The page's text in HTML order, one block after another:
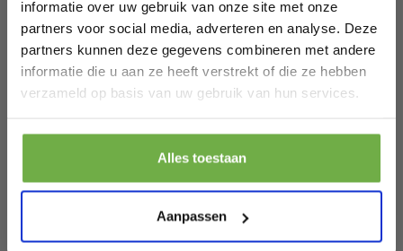
informatie over uw gebruik van onze site met onze
partners voor social media, adverteren en analyse. Deze
partners kunnen deze gegevens combineren met andere
informatie die u aan ze heeft verstrekt of die ze hebben
verzameld op basis van uw gebruik van hun services.
Alles toestaan
Aanpassen
SKU
144521257
Gerelateerde producten
Yolora Dames Oorbellen met Kalpa
Camaka Kristallen - Rosé kleurig - 18K
Oorknoppen Rose Gold - Sieraden -
Exclusieve Geschenkverpakking -
Moederdag Cadeautje
€ 1,99
-91%
Laat ons weten wanneer je jarig bent
Pak € 5,- korting
. Je kunt je op elk moment weer afmelden.